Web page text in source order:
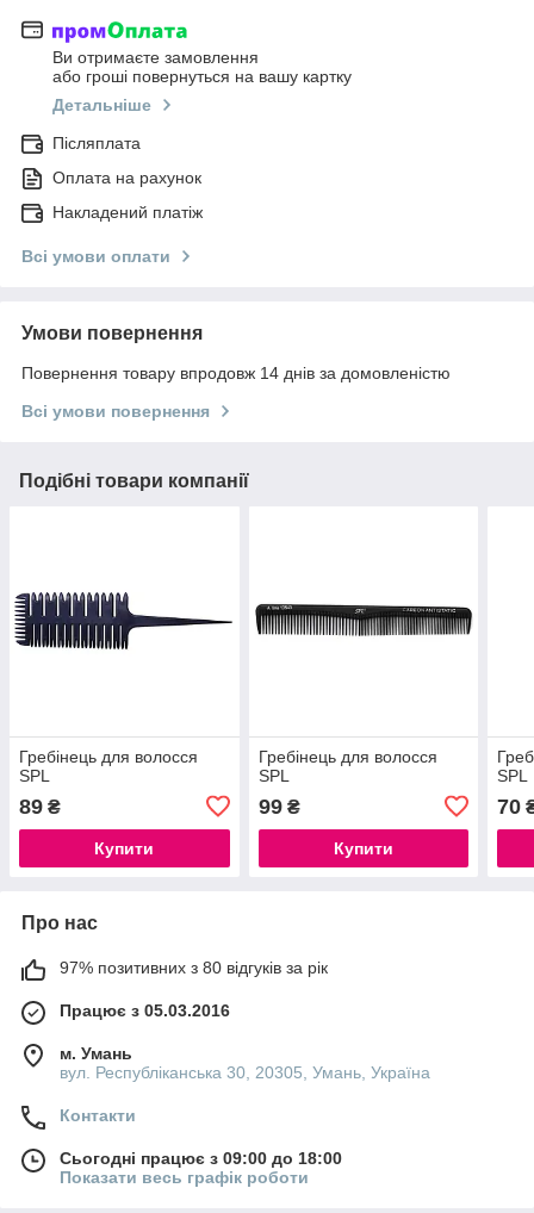
Ви отримаєте замовлення
або гроші повернуться на вашу картку
Детальніше
Післяплата
Оплата на рахунок
Накладений платіж
Всі умови оплати
Умови повернення
Повернення товару впродовж 14 днів за домовленістю
Всі умови повернення
Подібні товари компанії
Гребінець для волосся
SPL
89 ₴
Купити
Гребінець для волосся
SPL
99₴
Купити
SPL
70
Про нас
97% позитивних з 80 відгуків за рік
Працює з 05.03.2016
м. Умань
вул. Республіканська 30, 20305, Умань, Україна
Контакти
Сьогодні працює з 09:00 до 18:00
Показати весь графік роботи